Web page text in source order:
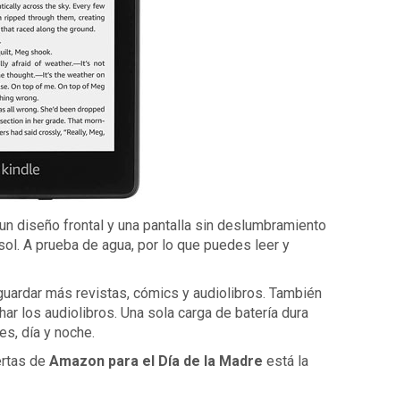
diseño frontal y una pantalla sin deslumbramiento
A prueba de agua, por lo que puedes leer y
más revistas, cómics y audiolibros. También
los audiolibros. Una sola carga de batería dura
día y noche.
de Amazon para el Día de la Madre está la